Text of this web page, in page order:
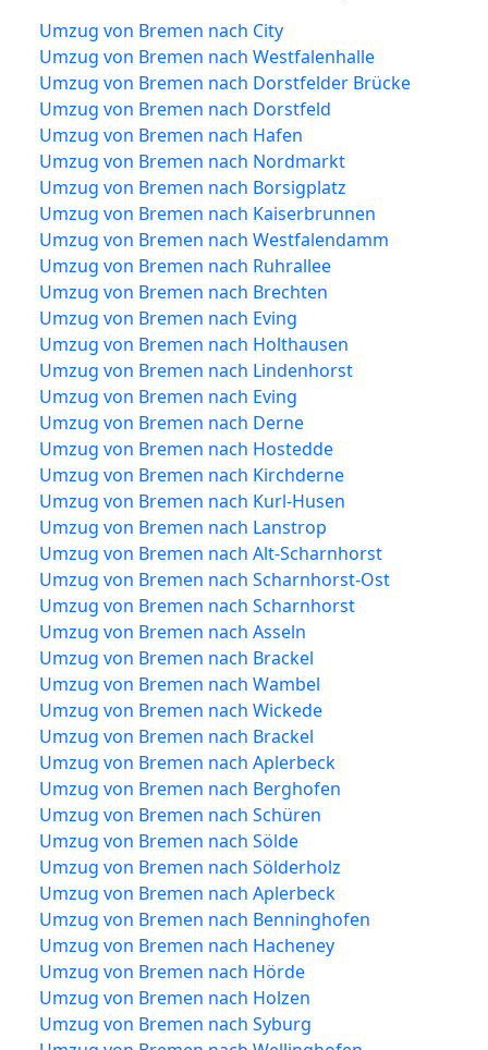
Umzug von Bremen nach City
Umzug von Bremen nach Westfalenhalle
Umzug von Bremen nach Dorstfelder Brücke
Umzug von Bremen nach Dorstfeld
Umzug von Bremen nach Hafen
Umzug von Bremen nach Nordmarkt
Umzug von Bremen nach Borsigplatz
Umzug von Bremen nach Kaiserbrunnen
Umzug von Bremen nach Westfalendamm
Umzug von Bremen nach Ruhrallee
Umzug von Bremen nach Brechten
Umzug von Bremen nach Eving
Umzug von Bremen nach Holthausen
Umzug von Bremen nach Lindenhorst
Umzug von Bremen nach Eving
Umzug von Bremen nach Derne
Umzug von Bremen nach Hostedde
Umzug von Bremen nach Kirchderne
Umzug von Bremen nach Kurl-Husen
Umzug von Bremen nach Lanstrop
Umzug von Bremen nach Alt-Scharnhorst
Umzug von Bremen nach Scharnhorst-Ost
Umzug von Bremen nach Scharnhorst
Umzug von Bremen nach Asseln
Umzug von Bremen nach Brackel
Umzug von Bremen nach Wambel
Umzug von Bremen nach Wickede
Umzug von Bremen nach Brackel
Umzug von Bremen nach Aplerbeck
Umzug von Bremen nach Berghofen
Umzug von Bremen nach Schüren
Umzug von Bremen nach Sölde
Umzug von Bremen nach Sölderholz
Umzug von Bremen nach Aplerbeck
Umzug von Bremen nach Benninghofen
Umzug von Bremen nach Hacheney
Umzug von Bremen nach Hörde
Umzug von Bremen nach Holzen
Umzug von Bremen nach Syburg